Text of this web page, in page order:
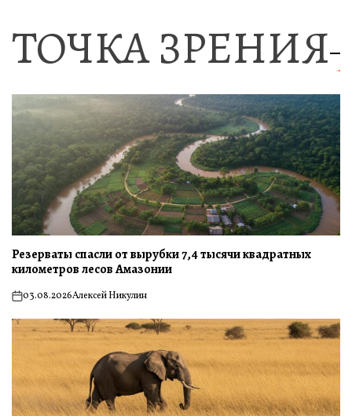
ТОЧКА ЗРЕНИЯ
Резерваты спасли от вырубки 7,4 тысячи квадратных
километров лесов Амазонии
on03.08.2026Алексей Никулин